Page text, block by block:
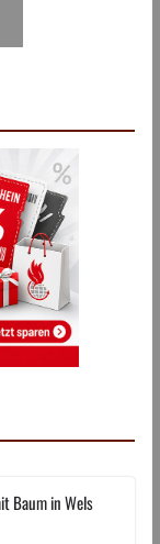
Baum in Wels